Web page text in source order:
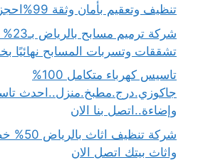
تنظيف وتعقيم بأمان وثقة 99%احجزوا الآن
شركة
تشققات وتسربات المسابح نهائيًا
تاسيس كهرباء متكامل 100%
جاكوزي.درج.مطبخ.منزل..احدث
وإضاءة..اتصل بنا الان
شركة
واثاث بيتك اتصل الان